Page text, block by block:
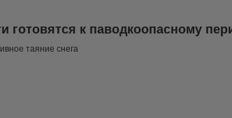
готовятся к паводкоопасному
таяние снега